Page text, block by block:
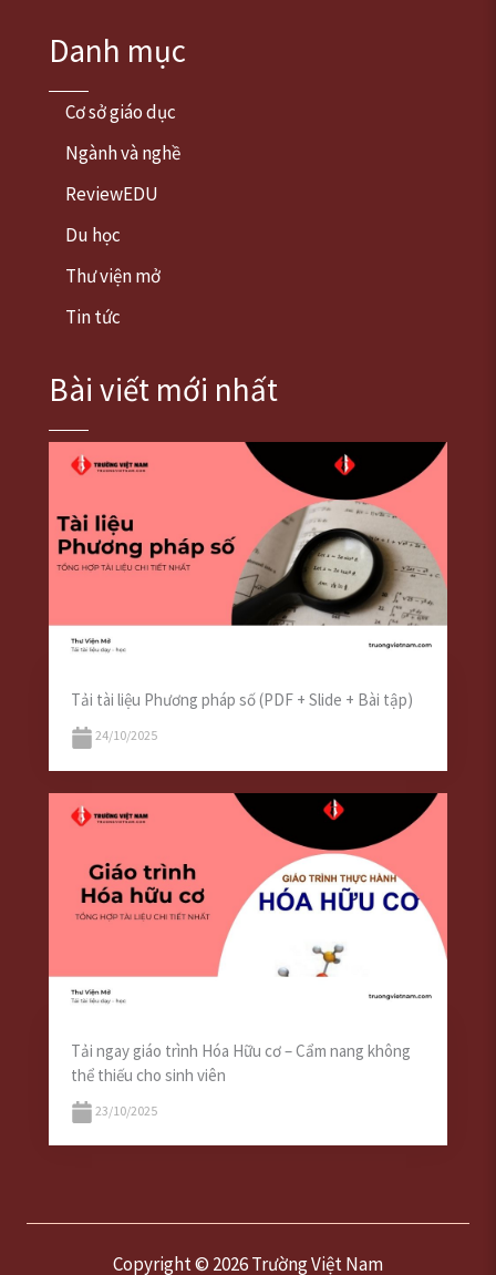
Danh mục
Cơ sở giáo dục
Ngành và nghề
ReviewEDU
Du học
Thư viện mở
Tin tức
Bài viết mới nhất
Tải tài liệu Phương pháp số (PDF + Slide + Bài tập)
24/10/2025
Tải ngay giáo trình Hóa Hữu cơ – Cẩm nang không
thể thiếu cho sinh viên
23/10/2025
Copyright © 2026 Trường Việt Nam